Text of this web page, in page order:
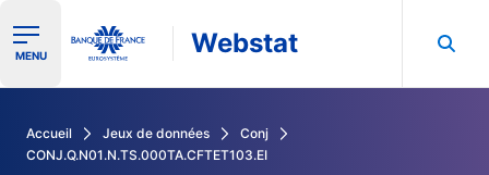
Ouvrir le menu de navigation
MENU Webstat
Accueil Jeux de données
Conj
CONJ.Q.N01.N.TS.000TA.CFTET103.EI